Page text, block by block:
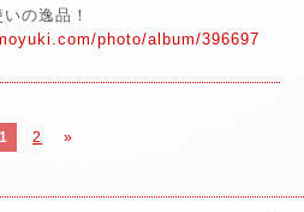
の逸品！
photo/album/396697
1 2 »